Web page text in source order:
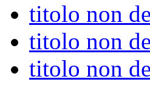
titolo non
titolo non
titolo non